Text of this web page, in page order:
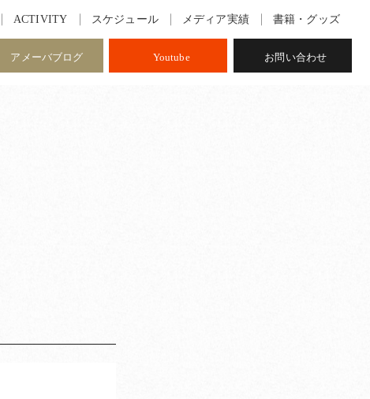
ACTIVITY スケジュール メディア実績 書籍・グッズ
アメーバブログ Youtube お問い合わせ